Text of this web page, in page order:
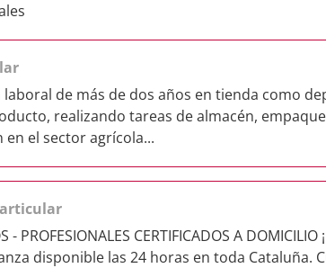
de más de dos años en tienda como
realizando tareas de almacén,
el sector agrícola...
- PROFESIONALES CERTIFICADOS A
disponible las 24 horas en toda Cataluña.